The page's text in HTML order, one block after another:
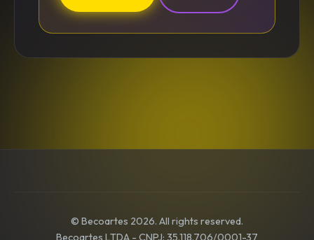
© Becoartes 2026. All rights reserved.
Becoartes LTDA - CNPJ: 35.118.706/0001-37